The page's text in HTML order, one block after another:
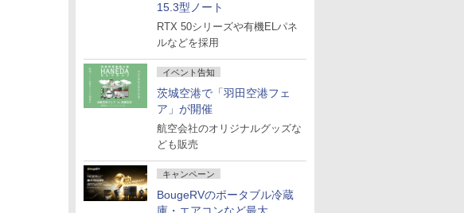
15.3型ノート
RTX 50シリーズや有機ELパネ
ルなどを採用
イベント告知
茨城空港で「羽田空港フェ
ア」が開催
航空会社のオリジナルグッズな
ども販売
キャンペーン
BougeRVのポータブル冷蔵